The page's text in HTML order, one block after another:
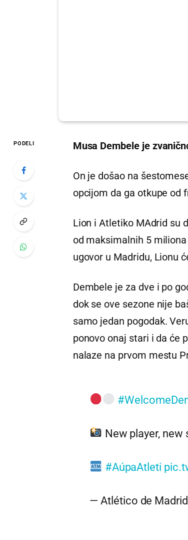
PODELI Musa Dembele je
On je došao na
opcijom da ga otkupe od
Lion i Atletiko MAdrid su
od maksimalnih 5
ugovor u Madridu, Lionu
Dembele je za dve i po
dok se ove sezone nije
samo jedan pogodak.
ponovo onaj stari i da će
nalaze na prvom mestu
New player, new
#AúpaAtleti
— Atlético de